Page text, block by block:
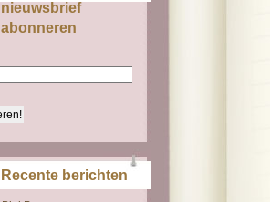
nieuwsbrief
abonneren
Recente berichten